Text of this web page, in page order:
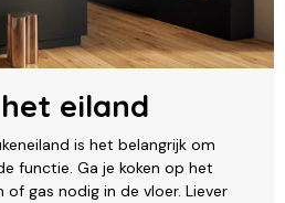
eiland
is het belangrijk om
functie. Ga je koken op het
gas nodig in de vloer. Liever